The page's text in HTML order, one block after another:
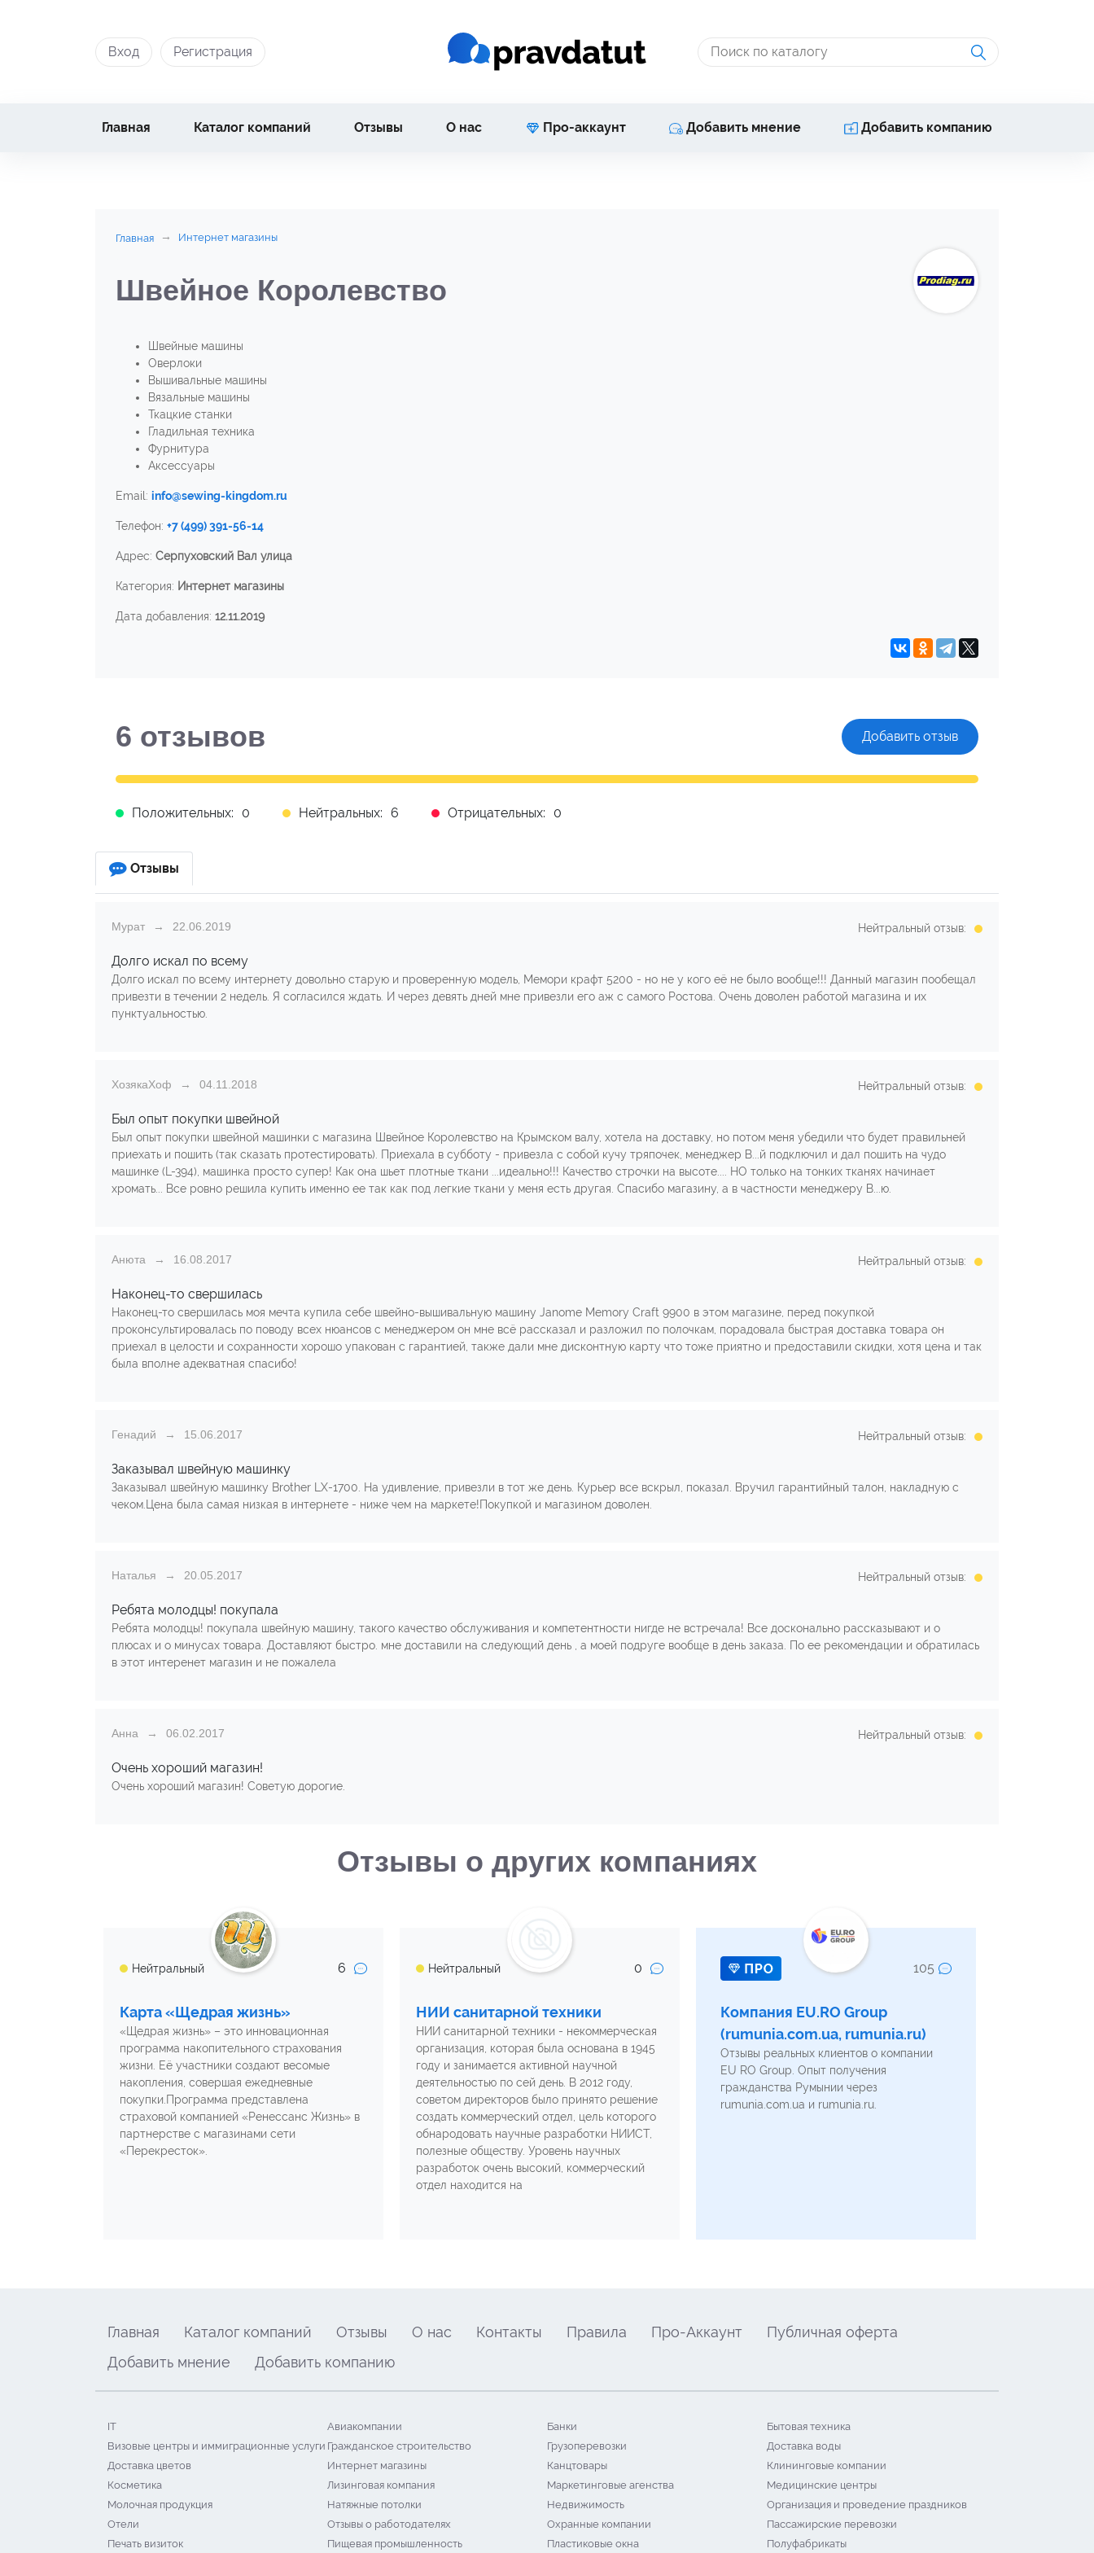
Вход Регистрация
Главная Каталог компаний Отзывы О нас Про-аккаунт Добавить мнение Добавить компанию
Главная Интернет магазины
Швейное Королевство
Швейные машины
Оверлоки
Вышивальные машины
Вязальные машины
Ткацкие станки
Гладильная техника
Фурнитура
Аксессуары
Email: info@sewing-kingdom.ru
Телефон: +7 (499) 391-56-14
Адрес: Серпуховский Вал улица
Категория: Интернет магазины
Дата добавления: 12.11.2019
6 отзывов Добавить отзыв
Положительных: 0 Нейтральных: 6 Отрицательных: 0
Отзывы
Мурат 22.06.2019 Нейтральный отзыв:
Долго искал по всему
Долго искал по всему интернету довольно старую и проверенную модель, Мемори крафт 5200 - но не у кого её не было вообще!!! Данный магазин пообещал
привезти в течении 2 недель. Я согласился ждать. И через девять дней мне привезли его аж с самого Ростова. Очень доволен работой магазина и их
пунктуальностью.
ХозякаХоф 04.11.2018 Нейтральный отзыв:
Был опыт покупки швейной
Был опыт покупки швейной машинки с магазина Швейное Королевство на Крымском валу, хотела на доставку, но потом меня убедили что будет правильней
приехать и пошить (так сказать протестировать). Приехала в субботу - привезла с собой кучу тряпочек, менеджер В...й подключил и дал пошить на чудо
машинке (L-394), машинка просто супер! Как она шьет плотные ткани ...идеально!!! Качество строчки на высоте.... НО только на тонких тканях начинает
хромать... Все ровно решила купить именно ее так как под легкие ткани у меня есть другая. Спасибо магазину, а в частности менеджеру В...ю.
Анюта 16.08.2017 Нейтральный отзыв:
Наконец-то свершилась
Наконец-то свершилась моя мечта купила себе швейно-вышивальную машину Janome Memory Craft 9900 в этом магазине, перед покупкой
проконсультировалась по поводу всех нюансов с менеджером он мне всё рассказал и разложил по полочкам, порадовала быстрая доставка товара он
приехал в целости и сохранности хорошо упакован с гарантией, также дали мне дисконтную карту что тоже приятно и предоставили скидки, хотя цена и так
была вполне адекватная спасибо!
Генадий 15.06.2017 Нейтральный отзыв:
Заказывал швейную машинку
Заказывал швейную машинку Brother LX-1700. На удивление, привезли в тот же день. Курьер все вскрыл, показал. Вручил гарантийный талон, накладную с
чеком.Цена была самая низкая в интернете - ниже чем на маркете!Покупкой и магазином доволен.
Наталья 20.05.2017 Нейтральный отзыв:
Ребята молодцы! покупала
Ребята молодцы! покупала швейную машину, такого качество обслуживания и компетентности нигде не встречала! Все досконально рассказывают и о
плюсах и о минусах товара. Доставляют быстро. мне доставили на следующий день , а моей подруге вообще в день заказа. По ее рекомендации и обратилась
в этот интеренет магазин и не пожалела
Анна 06.02.2017 Нейтральный отзыв:
Очень хороший магазин!
Очень хороший магазин! Советую дорогие.
Отзывы о других компаниях
Нейтральный 6
Карта «Щедрая жизнь»
«Щедрая жизнь» – это инновационная
программа накопительного страхования
жизни. Её участники создают весомые
накопления, совершая ежедневные
покупки.Программа представлена
страховой компанией «Ренессанс Жизнь» в
партнерстве с магазинами сети
«Перекресток».
Нейтральный 0
НИИ санитарной техники
НИИ санитарной техники - некоммерческая
организация, которая была основана в 1945
году и занимается активной научной
деятельностью по сей день. В 2012 году,
советом директоров было принято решение
создать коммерческий отдел, цель которого
обнародовать научные разработки НИИСТ,
полезные обществу. Уровень научных
разработок очень высокий, коммерческий
отдел находится на
105
Компания EU.RO Group
(rumunia.com.ua, rumunia.ru)
Отзывы реальных клиентов о компании
EU RO Group. Опыт получения
гражданства Румынии через
rumunia.com.ua и rumunia.ru.
Главная Каталог компаний Отзывы О нас Контакты Правила Про-Аккаунт
Публичная оферта
Добавить мнение
Добавить компанию
IT Авиакомпании Банки
Бытовая техника
Визовые центры и иммиграционные услуги Гражданское строительство Грузоперевозки
Доставка воды
Доставка цветов
Интернет магазины Канцтовары
Клининговые компании
Косметика
Лизинговая компания Маркетинговые агенства
Медицинские центры
Молочная продукция
Натяжные потолки Недвижимость
Организация и проведение праздников
Отели
Отзывы о работодателях Охранные компании
Пассажирские перевозки
Печать визиток
Пищевая промышленность Пластиковые окна Полуфабрикаты